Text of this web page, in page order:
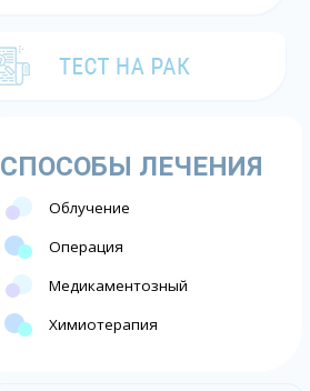
СПОСОБЫ ЛЕЧЕНИЯ
Облучение
Операция
Медикаментозный
Химиотерапия